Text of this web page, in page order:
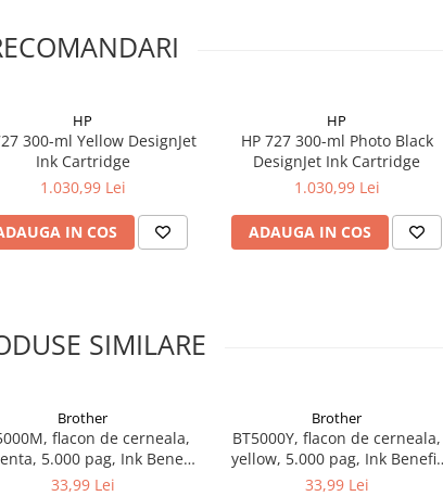
HP
300-ml Yellow DesignJet
Ink Cartridge
1.030,99 Lei
IN COS
HP
HP 727 300-ml Photo Black
DesignJet Ink Cartridge
1.030,99 Lei
ADAUGA IN COS
SIMILARE
Brother
flacon de cerneala,
5.000 pag, Ink Benefit
DCP-T300/T500W/T700W
33,99 Lei
Brother
BT5000Y, flacon de cerneala,
yellow, 5.000 pag, Ink Benefit
DCP-T300/T500W/T700W
33,99 Lei